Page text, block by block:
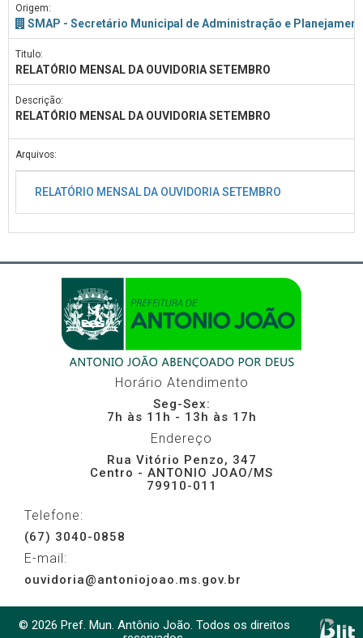
Origem:
SMAP - Secretário Municipal de Administração e
Titulo:
RELATÓRIO MENSAL DA OUVIDORIA SETEMBRO
Descrição:
RELATÓRIO MENSAL DA OUVIDORIA SETEMBRO
Arquivos:
RELATÓRIO MENSAL DA OUVIDORIA SETEMBRO
Horário Atendimento
Seg-Sex:
7h às 11h - 13h às 17h
Endereço
Rua Vitório Penzo, 347
Centro - ANTONIO JOAO/MS
79910-011
Telefone:
(67) 3040-0858
E-mail:
ouvidoria@antoniojoao.ms.gov.br
© 2026 Pref. Mun. Antônio João. Todos os direitos